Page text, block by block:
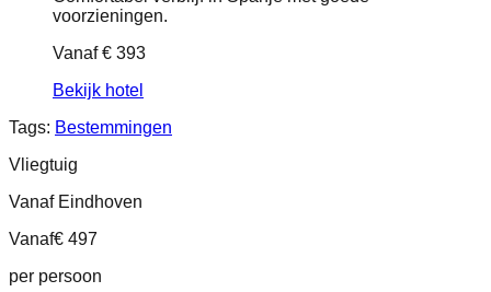
voorzieningen.
Vanaf€ 393
Bekijk hotel
Tags: Bestemmingen
Vliegtuig
Vanaf Eindhoven
Vanaf€ 497
per persoon